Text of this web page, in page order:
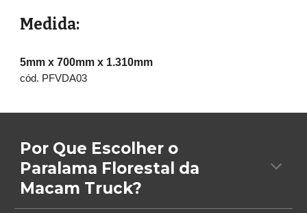
Medida:
5mm x 700mm x 1.310mm
cód. PFVDA03
Por Que Escolher o
Paralama Florestal da
Macam Truck?